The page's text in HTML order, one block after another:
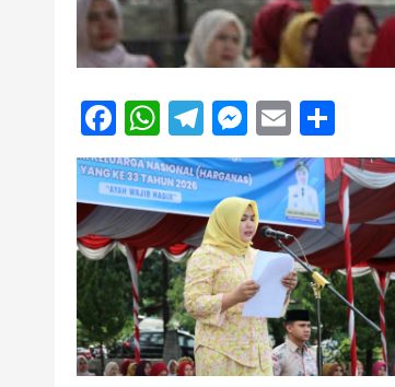
F
a
c
e
b
o
o
k
W
h
a
ts
A
p
p
T
el
e
g
r
a
m
M
e
ss
e
n
g
er
E
m
ai
l
h
a
re